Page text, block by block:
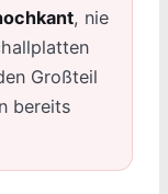
, nie
Großteil
bereits